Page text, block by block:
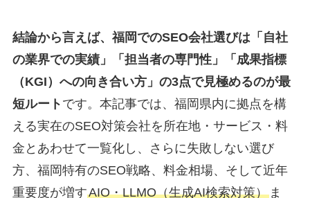
結論から言えば、福岡でのSEO会社選びは「自社
の業界での実績」「担当者の専門性」「成果指標
（KGI）への向き合い方」の3点で見極めるのが最
短ルート です。本記事では、福岡県内に拠点を構
える実在のSEO対策会社を所在地・サービス・料
金とあわせて一覧化し、さらに失敗しない選び
方、福岡特有のSEO戦略、料金相場、そして近年
重要度が増すAIO・LLMO（生成AI検索対策）ま